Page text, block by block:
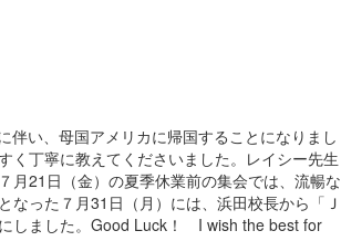
い、母国アメリカに帰国することになりまし
く丁寧に教えてくださいました。レイシー先生
月21日（金）の夏季休業前の集会では、流暢な
なった７月31日（月）には、浜田校長から「Ｊ
しました。Good Luck！ I wish the best for